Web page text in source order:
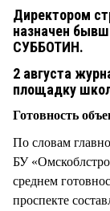
Директором
назначен
СУББОТИН.
2 августа
площадку
Готовность
По словам
БУ
среднем
проспекте